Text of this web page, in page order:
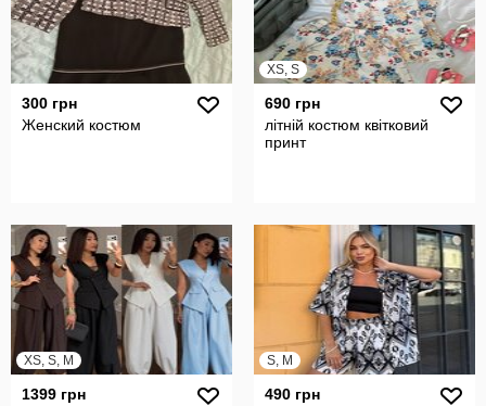
300 грн
Женский костюм
XS, S
690 грн
літній костюм квітковий
принт
XS, S, M
1399 грн
S, M
490 грн